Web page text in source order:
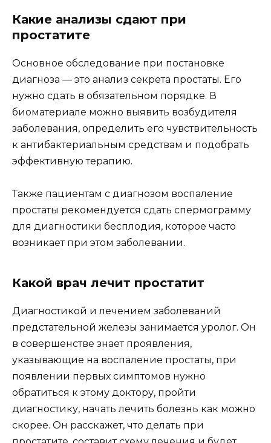
Какие анализы сдают при
простатите
Основное обследование при постановке
диагноза — это анализ секрета простаты. Его
нужно сдать в обязательном порядке. В
биоматериале можно выявить возбудителя
заболевания, определить его чувствительность
к антибактериальным средствам и подобрать
эффективную терапию.
Также пациентам с диагнозом воспаление
простаты рекомендуется сдать спермограмму
для диагностики бесплодия, которое часто
возникает при этом заболевании.
Какой врач лечит простатит
Диагностикой и лечением заболеваний
предстательной железы занимается уролог. Он
в совершенстве знает проявления,
указывающие на воспаление простаты, при
появлении первых симптомов нужно
обратиться к этому доктору, пройти
диагностику, начать лечить болезнь как можно
скорее. Он расскажет, что делать при